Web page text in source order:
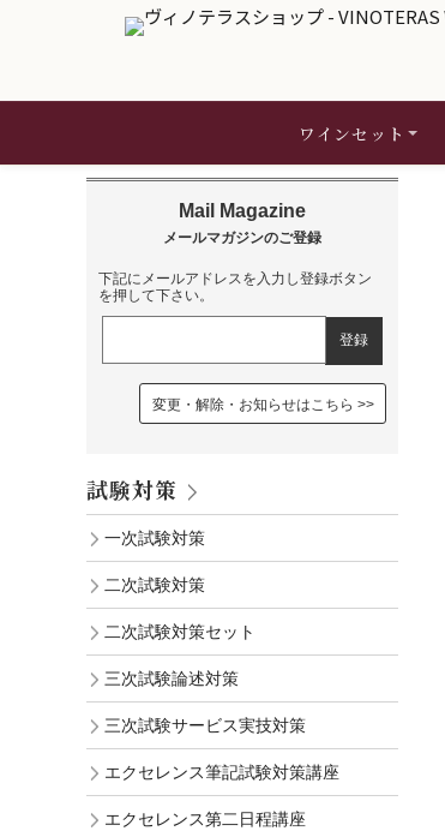
ワインセット
下記にメールアドレスを入力し登録ボタン
を押して下さい。
変更・解除・お知らせはこちら
試験対策
一次試験対策
二次試験対策
二次試験対策セット
三次試験論述対策
三次試験サービス実技対策
エクセレンス筆記試験対策講座
エクセレンス第二日程講座